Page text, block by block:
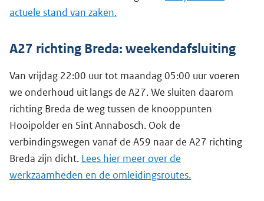
actuele stand van zaken.
A27 richting Breda: weekendafsluiting
Van vrijdag 22:00 uur tot maandag 05:00 uur voeren
we onderhoud uit langs de A27. We sluiten daarom
richting Breda de weg tussen de knooppunten
Hooipolder en Sint Annabosch. Ook de
verbindingswegen vanaf de A59 naar de A27 richting
Breda zijn dicht. Lees hier meer over de
werkzaamheden en de omleidingsroutes.